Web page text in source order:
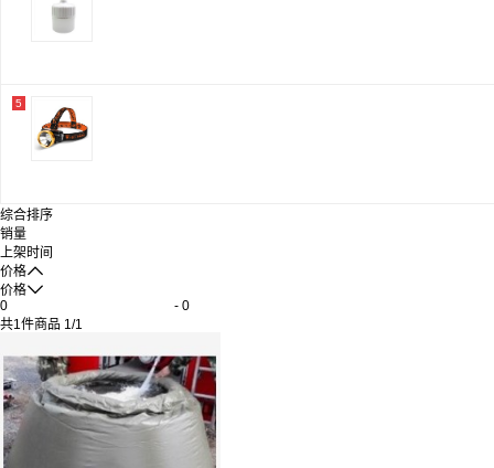
5
综合排序
销量
上架时间
价格
价格
-
共1件商品 1/1